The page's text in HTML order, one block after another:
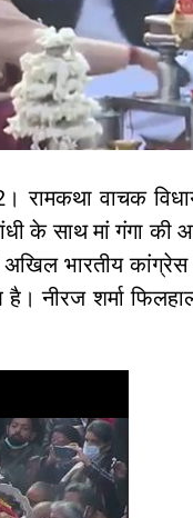
रामकथा वाचक
के साथ मां गंगा
भारतीय
नीरज शर्मा